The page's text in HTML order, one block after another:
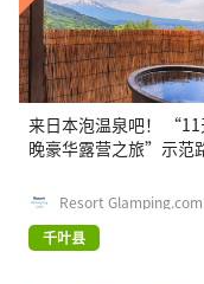
来日本泡温泉吧！ “11
晚豪华露营之旅”示范
Resort Glamping.com
千叶县